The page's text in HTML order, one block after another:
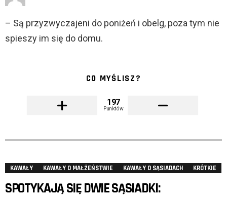
– Są przyzwyczajeni do poniżeń i obelg, poza tym nie
spieszy im się do domu.
CO MYŚLISZ?
197
Punktów
KAWAŁY KAWAŁY O MAŁŻEŃSTWIE KAWAŁY O SĄSIADACH KRÓTKIE
SPOTYKAJĄ SIĘ DWIE SĄSIADKI: